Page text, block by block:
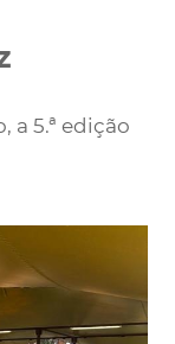
a 5.ª edição